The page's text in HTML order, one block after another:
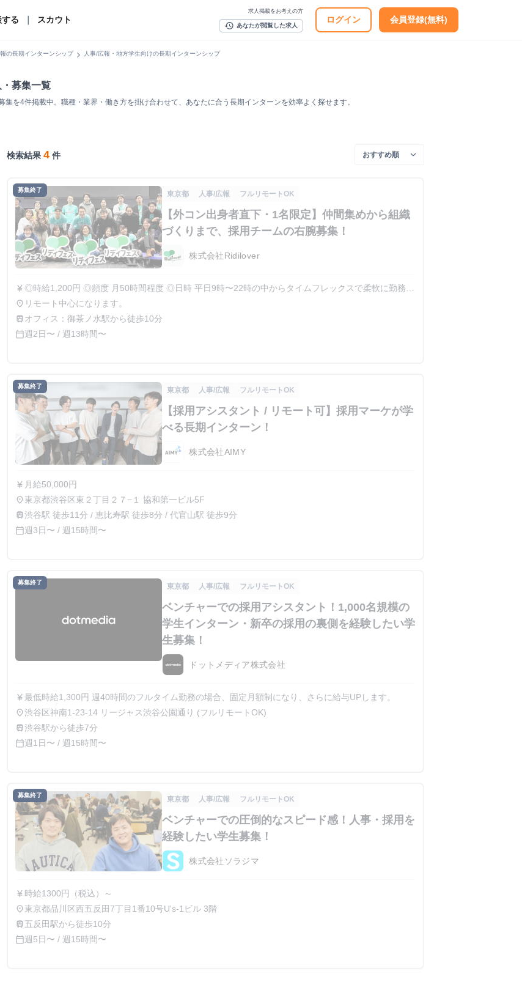
る スカウト
求人掲載をお考えの方
history あなたが閲覧した求人
ログイン 会員登録(無料)
報の長期インターンシップchevron_right 人事/広報・地方学生向けの長期インターンシップ
募集一覧
を4件掲載中。職種・業界・働き方を掛け合わせて、あなたに合う長期インターンを効率よく探せます。
検索結果4 件
募集終了 東京都 人事/広報 フルリモートOK
【外コン出身者直下・1名限定】仲間集めから組織
づくりまで、採用チームの右腕募集！
株式会社Ridilover
currency_yen ◎時給1,200円 ◎頻度 月50時間程度 ◎日時 平日9時〜22時の中からタイムフレックスで柔軟に勤務可
◎期間 最低6ヶ月間から勤務可能です。（相談可） フレックス勤務で、かつリモートであるため、個
人の状況に合わせた働き方が可能です。 授業の合間の数時間を活用したり、授業終了後の夜の時間か
わせた働き方ができます。
place リモート中心になります。
train オフィス：御茶ノ水駅から徒歩10分
calendar_today週2日〜 / 週13時間〜
募集終了 東京都 人事/広報 フルリモートOK
【採用アシスタント / リモート可】採用マーケが学
べる長期インターン！
株式会社AIMY
currency_yen 月給50,000円
place東京都渋谷区東２丁目２７−１ 協和第一ビル5F
train渋谷駅 徒歩11分 / 恵比寿駅 徒歩8分 / 代官山駅 徒歩9分
calendar_today週3日〜 / 週15時間〜
募集終了 東京都 人事/広報 フルリモートOK
ベンチャーでの採用アシスタント！1,000名規模の
学生インターン・新卒の採用の裏側を経験したい学
生募集！
ドットメディア株式会社
currency_yen最低時給1,300円 週40時間のフルタイム勤務の場合、固定月額制になり、さらに給与UPします。
place渋谷区神南1-23-14 リージャス渋谷公園通り (フルリモートOK)
train渋谷駅から徒歩7分
calendar_today週1日〜 / 週15時間〜
募集終了 東京都 人事/広報 フルリモートOK
ベンチャーでの圧倒的なスピード感！人事・採用を
経験したい学生募集！
株式会社ソラジマ
currency_yen 時給1300円（税込）～
place東京都品川区西五反田7丁目1番10号U's-1ビル 3階
train 五反田駅から徒歩10分
calendar_today週5日〜 / 週15時間〜